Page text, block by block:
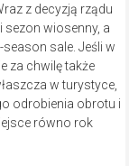
z decyzją rządu
wiosenny, a
sale. Jeśli w
za chwilę także
w turystyce,
odrobienia obrotu i
równo rok